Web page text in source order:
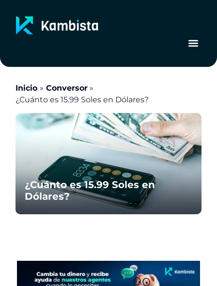
contenido
Inicio
Conversor
¿Cuánto es 15.99 Soles en Dólares?
¿Cuánto es 15.99 Soles en
Dólares?